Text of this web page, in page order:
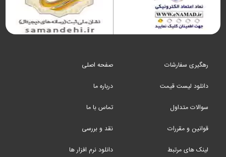
رهگیری سفارشات
دانلود لیست قیمت
سوالات متداول
قوانین و مقررات
لینک های مرتبط
صفحه اصلی
درباره ما
تماس با ما
نقد و بررسی
دانلود نرم افزار ها